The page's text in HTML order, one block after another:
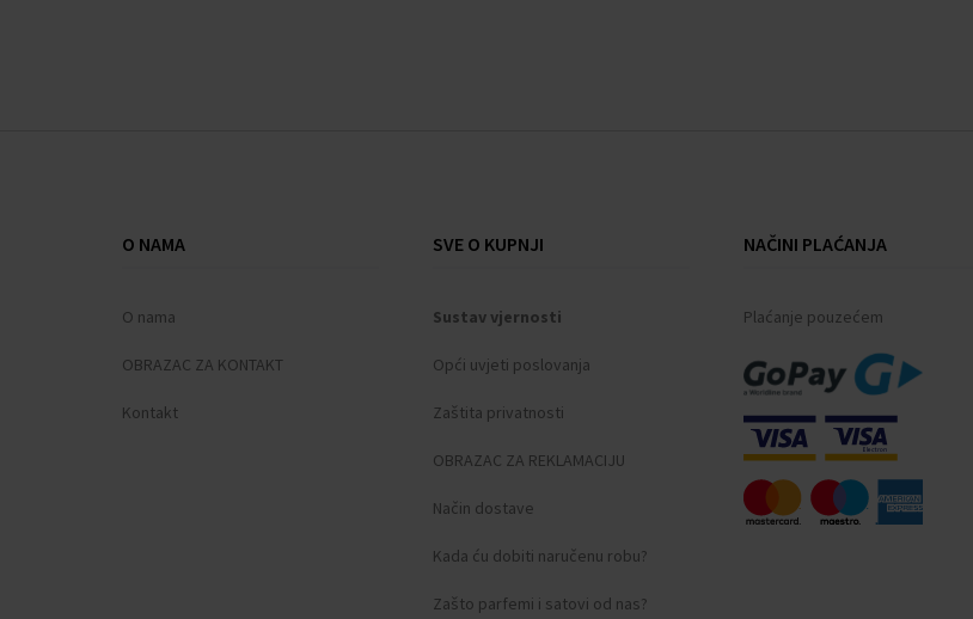
O NAMA
O nama
OBRAZAC ZA KONTAKT
Kontakt
SVE O KUPNJI
Sustav vjernosti
Opći uvjeti poslovanja
Zaštita privatnosti
OBRAZAC ZA REKLAMACIJU
Način dostave
Kada ću dobiti naručenu robu?
Zašto parfemi i satovi od nas?
NAČINI PLAĆANJA
Plaćanje pouzećem